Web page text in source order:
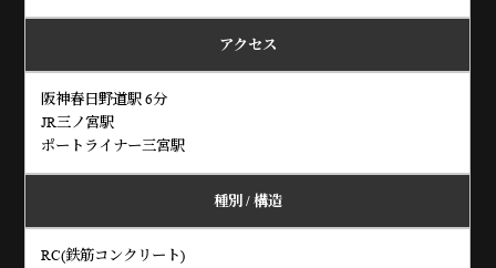
アクセス
阪神春日野道駅 6分
JR三ノ宮駅
ポートライナー三宮駅
種別 / 構造
RC(鉄筋コンクリート)